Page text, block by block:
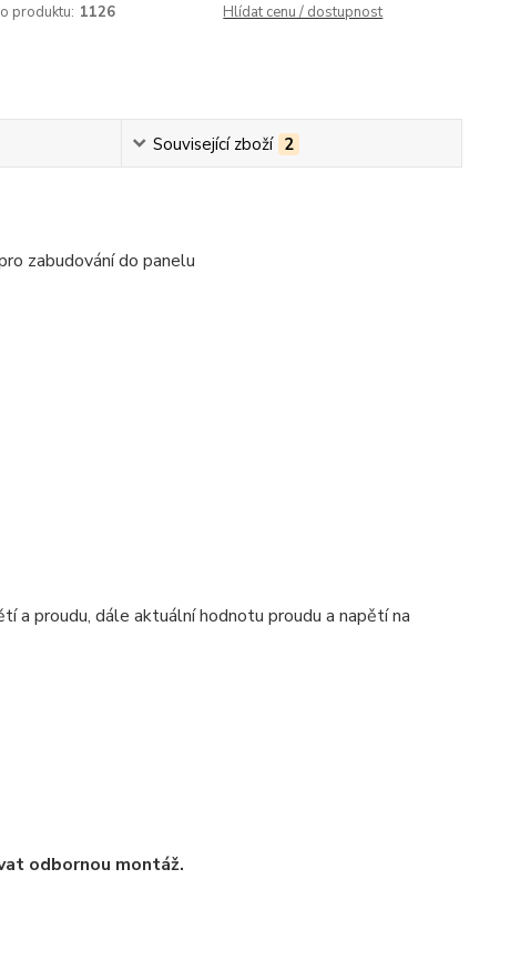
produktu: 1126 Hlídat cenu / dostupnost
Související zboží 2
zabudování do panelu
a proudu, dále aktuální hodnotu proudu a napětí na
odbornou montáž.